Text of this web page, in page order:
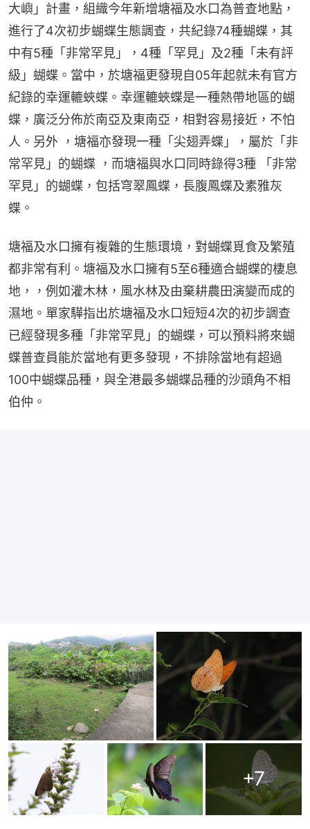
大嶼」計畫，組織今年新增塘福及水口為普查地點，
進行了4次初步蝴蝶生態調查，共紀錄74種蝴蝶，其
中有5種「非常罕見」，4種「罕見」及2種「未有評
級」蝴蝶。當中，於塘福更發現自05年起就未有官方
紀錄的幸運轆蛺蝶。幸運轆蛺蝶是一種熱帶地區的蝴
蝶，廣泛分佈於南亞及東南亞，相對容易接近，不怕
人。另外 ，塘福亦發現一種「尖翅弄蝶」，屬於「非
常罕見」的蝴蝶 ，而塘福與水口同時錄得3種 「非常
罕見」的蝴蝶，包括穹翠鳳蝶，長腹鳳蝶及素雅灰
蝶。
塘福及水口擁有複雜的生態環境，對蝴蝶覓食及繁殖
都非常有利。塘福及水口擁有5至6種適合蝴蝶的棲息
地，，例如灌木林，風水林及由棄耕農田演變而成的
濕地。單家驊指出於塘福及水口短短4次的初步調查
已經發現多種「非常罕見」的蝴蝶，可以預料將來蝴
蝶普查員能於當地有更多發現，不排除當地有超過
100中蝴蝶品種，與全港最多蝴蝶品種的沙頭角不相
伯仲。
+7